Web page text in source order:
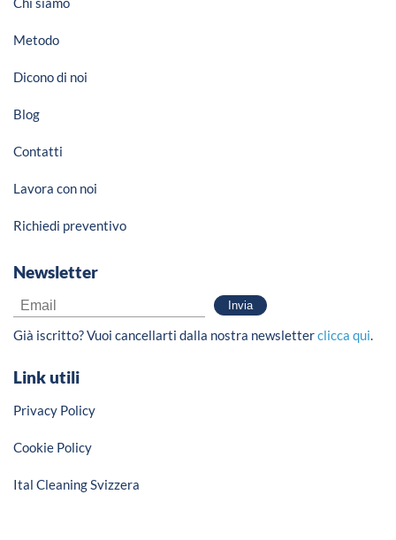
Metodo
Dicono di noi
Blog
Contatti
Lavora con noi
Richiedi preventivo
Newsletter
Già iscritto? Vuoi cancellarti dalla nostra newsletterclicca qui.
Link utili
Privacy Policy
Cookie Policy
Ital Cleaning Svizzera